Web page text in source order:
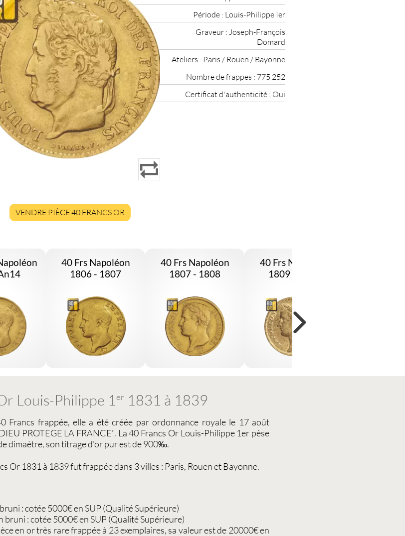
Période : Louis-Philippe Ier
Graveur : Joseph-François
Domard
Ateliers : Paris / Rouen / Bayonne
Nombre de frappes : 775 252
Certificat d'authenticité : Oui
VENDRE PIÈCE 40 FRANCS OR
40 Frs Napoléon
1806 - 1807
40 Frs Napoléon
1807 - 1808
40 Frs Napoléon
1809 - 1813
Louis-Philippe 1 er 1831 à 1839
Francs frappée, elle a été créée par ordonnance royale le 17 août
PROTEGE LA FRANCE". La40 Francs Or Louis-Philippe 1er pèse
dimaètre, son titrage d'or pur est de 900‰.
Or 1831 à 1839fut frappée dans 3 villes : Paris, Rouen et Bayonne.
: cotée 5000€ en SUP (Qualité Supérieure)
bruni : cotée 5000€ en SUP (Qualité Supérieure)
en or très rare frappée à 23 exemplaires, sa valeur est de 20000€ en